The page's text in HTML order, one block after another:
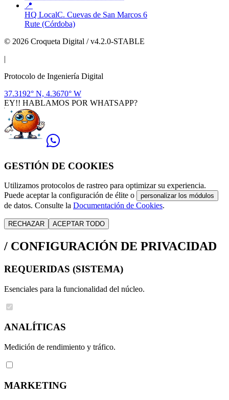
📍
HQ LocalC. Cuevas de San Marcos 6
Rute (Córdoba)
© 2026 Croqueta Digital / v4.2.0-STABLE
|
Protocolo de Ingeniería Digital
37.3192° N, 4.3670° W
EY!! HABLAMOS POR WHATSAPP?
GESTIÓN DE COOKIES
Utilizamos protocolos de rastreo para optimizar su experiencia.
Puede aceptar la configuración de élite o
personalizar los módulos
de datos. Consulte la Documentación de Cookies.
RECHAZAR ACEPTAR TODO
/ CONFIGURACIÓN DE PRIVACIDAD
REQUERIDAS (SISTEMA)
Esenciales para la funcionalidad del núcleo.
ANALÍTICAS
Medición de rendimiento y tráfico.
MARKETING